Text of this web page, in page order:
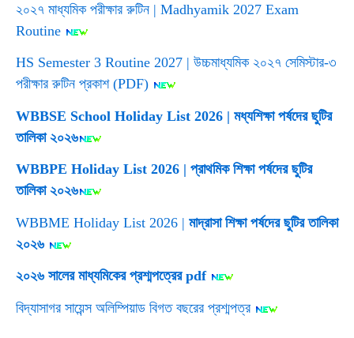
২০২৭ মাধ্যমিক পরীক্ষার রুটিন | Madhyamik 2027 Exam
Routine
HS Semester 3 Routine 2027 | উচ্চমাধ্যমিক ২০২৭ সেমিস্টার-৩
পরীক্ষার রুটিন প্রকাশ (PDF)
WBBSE School Holiday List 2026 | মধ্যশিক্ষা পর্ষদের ছুটির
তালিকা ২০২৬
WBBPE Holiday List 2026 | প্রাথমিক শিক্ষা পর্ষদের ছুটির
তালিকা ২০২৬
WBBME Holiday List 2026 | মাদ্রাসা শিক্ষা পর্ষদের ছুটির তালিকা
২০২৬
২০২৬ সালের মাধ্যমিকের প্রশ্মপত্রের pdf
বিদ্যাসাগর সায়েন্স অলিম্পিয়াড বিগত বছরের প্রশ্মপত্র